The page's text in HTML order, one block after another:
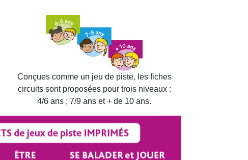
Conçues comme un jeu de piste, les fiches
circuits sont proposées pour trois niveaux :
4/6 ans ; 7/9 ans et + de 10 ans.